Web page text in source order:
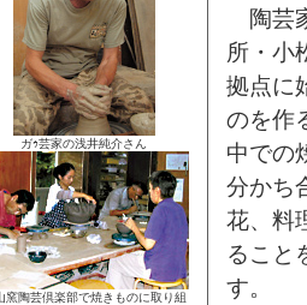
ガｩ芸家の浅井純介さん
窯陶芸倶楽部で焼きものに取り組
陶芸
所・小
拠点に
のを作
中での
分かち
花、料
ること
す。